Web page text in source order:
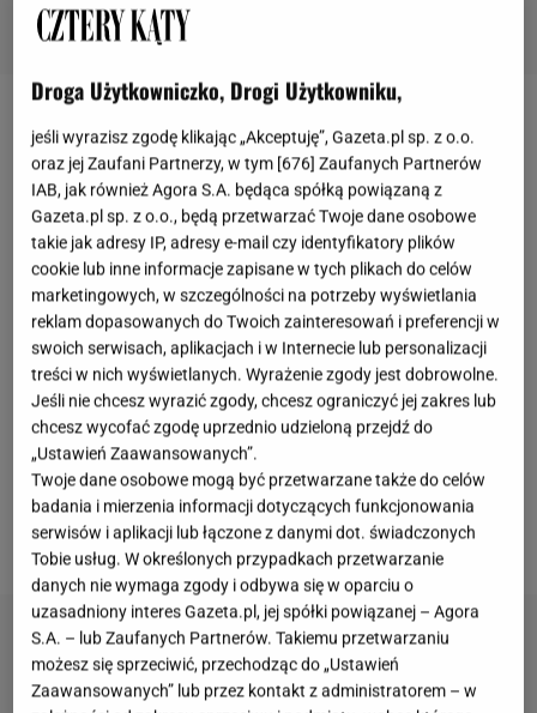
Terakotowa donica w Action to prawdziwy HIT na
taras lub balkon!
Terakotowe donice ogrodowe to prawdziwa klasyka
gatunku, jeśli chodzi sadzenie roślin nabalkonach
czy tarasach. Terakota to materiał naturalny,
odporny na warunki atmosferyczne i bardzo trwały.
Wykonane z niego donice dobrze odparowują wodę,
dzięki czemu nie musisz się zbytnio martwić, gdy
nieco przelejesz swoją roślinę. Doniczki z terrakoty
są także doskonałym materiałem jeśli chodzi o
recykling. Zużyte lub rozbite doniczki mogą posłużyć
jako drenaż dla nowych roślin.
Droga Użytkowniczko, Drogi Użytkowniku,
jeśli wyrazisz zgodę klikając „Akceptuję”, Gazeta.pl sp. z o.o.
oraz jej Zaufani Partnerzy, w tym [676] Zaufanych Partnerów
IAB, jak również Agora S.A. będąca spółką powiązaną z
Gazeta.pl sp. z o.o., będą przetwarzać Twoje dane osobowe
takie jak adresy IP, adresy e-mail czy identyfikatory plików
cookie lub inne informacje zapisane w tych plikach do celów
marketingowych, w szczególności na potrzeby wyświetlania
reklam dopasowanych do Twoich zainteresowań i preferencji w
swoich serwisach, aplikacjach i w Internecie lub personalizacji
treści w nich wyświetlanych. Wyrażenie zgody jest dobrowolne.
Jeśli nie chcesz wyrazić zgody, chcesz ograniczyć jej zakres lub
chcesz wycofać zgodę uprzednio udzieloną przejdź do
„Ustawień Zaawansowanych”.
Twoje dane osobowe mogą być przetwarzane także do celów
badania i mierzenia informacji dotyczących funkcjonowania
serwisów i aplikacji lub łączone z danymi dot. świadczonych
Tobie usług. W określonych przypadkach przetwarzanie
danych nie wymaga zgody i odbywa się w oparciu o
uzasadniony interes Gazeta.pl, jej spółki powiązanej – Agora
S.A. – lub Zaufanych Partnerów. Takiemu przetwarzaniu
możesz się sprzeciwić, przechodząc do „Ustawień
Zaawansowanych” lub przez kontakt z administratorem – w